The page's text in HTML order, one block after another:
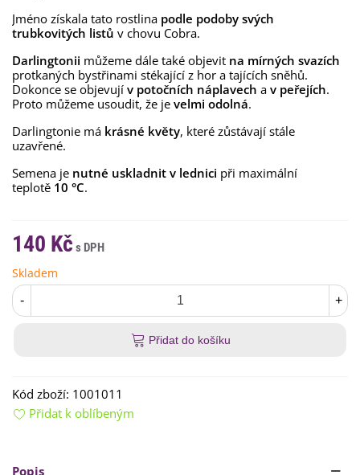
Jméno získala tato rostlina podle podoby svých
trubkovitých listů v chovu Cobra.
Darlingtonii můžeme dále také objevit na mírných svazích
protkaných bystřinami stékající z hor a tajících sněhů.
Dokonce se objevují v potočních náplavech a v peřejích.
Proto můžeme usoudit, že je velmi odolná.
Darlingtonie má krásné květy, které zůstávají stále
uzavřené.
Semena je nutné uskladnit v lednici při maximální
teplotě 10 °C.
140 Kč
Skladem
- +
Přidat do košíku
Kód zboží: 1001011
Přidat k oblíbeným
Popis